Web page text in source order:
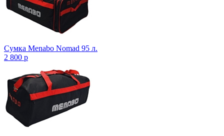
Сумка Menabo Nomad 95 л.
2 800 p